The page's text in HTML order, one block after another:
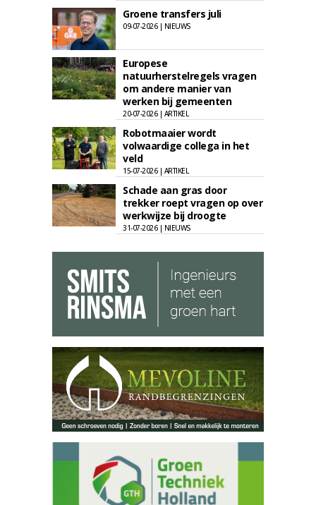
Groene transfers juli
09-07-2026 | NIEUWS
Europese
natuurherstelregels vragen
om andere manier van
werken bij gemeenten
20-07-2026 | ARTIKEL
Robotmaaier wordt
volwaardige collega in het
veld
15-07-2026 | ARTIKEL
Schade aan gras door
trekker roept vragen op over
werkwijze bij droogte
31-07-2026 | NIEUWS